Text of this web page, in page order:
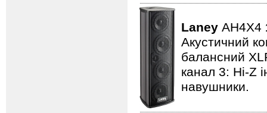
Laney AH4X4
Акустичний
балансний
канал 3: Hi-Z
навушники.